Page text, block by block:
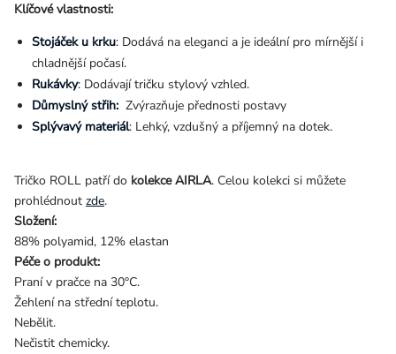
Klíčové vlastnosti:
Stojáček u krku: Dodává na eleganci a je ideální pro mírnější i
chladnější počasí.
Rukávky: Dodávají tričku stylový vzhled.
Důmyslný střih: Zvýrazňuje přednosti postavy
Splývavý materiál: Lehký, vzdušný a příjemný na dotek.
Tričko ROLL patří do kolekce AIRLA. Celou kolekci si můžete
prohlédnout zde.
Složení:
88% polyamid, 12% elastan
Péče o produkt:
Praní v pračce na 30°C.
Žehlení na střední teplotu.
Nebělit.
Nečistit chemicky.